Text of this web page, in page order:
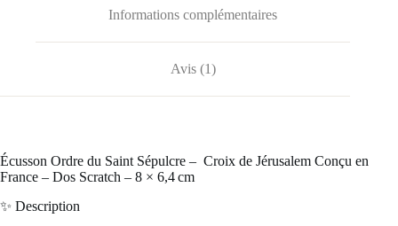
Informations complémentaires
Avis (1)
️Écusson Ordre du Saint Sépulcre – ️ Croix de Jérusalem Conçu en
France – Dos Scratch – 8 × 6,4 cm
✨ Description